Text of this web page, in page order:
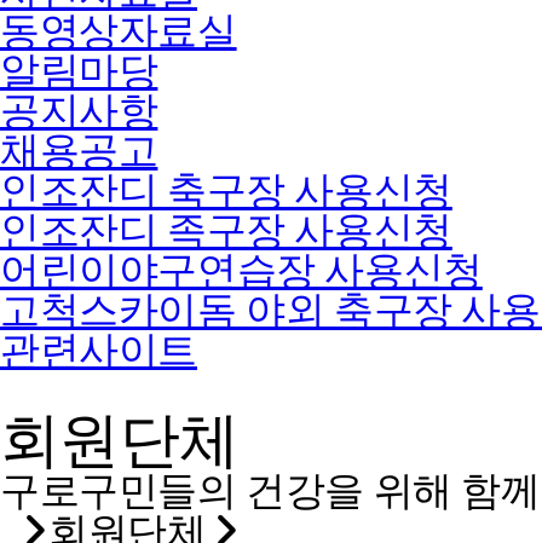
동영상자료실
알림마당
공지사항
채용공고
인조잔디 축구장 사용신청
인조잔디 족구장 사용신청
어린이야구연습장 사용신청
고척스카이돔 야외 축구장 사
관련사이트
회원단체
구로구민들의 건강을 위해 함
회원단체